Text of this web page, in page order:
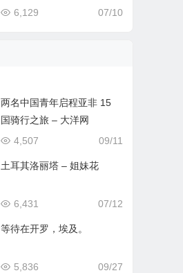
07/10
6,129
两名中国青年启程亚非 15
国骑行之旅 – 大洋网
09/11
4,507
土耳其洛丽塔 – 姐妹花
07/12
6,431
等待在开罗，埃及。
09/27
5,836